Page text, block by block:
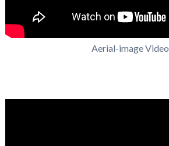
Aerial-image Video